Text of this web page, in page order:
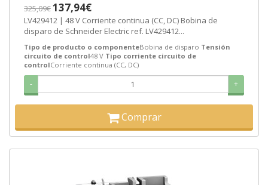
325,09€137,94€
LV429412 | 48 V Corriente continua (CC, DC) Bobina de
disparo de Schneider Electric ref. LV429412...
Tipo de producto o componenteBobina de disparo Tensión
circuito de control48 V Tipo corriente circuito de
controlCorriente continua (CC, DC)
- +
Comprar